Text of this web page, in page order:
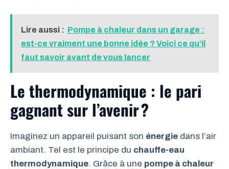
Lire aussi : Pompe à chaleur dans un garage :
est-ce vraiment une bonne idée ? Voici ce qu’il
faut savoir avant de vous lancer
Le thermodynamique : le pari
gagnant sur l’avenir ?
Imaginez un appareil puisant son énergie dans l’air
ambiant. Tel est le principe du chauffe-eau
thermodynamique. Grâce à une pompe à chaleur